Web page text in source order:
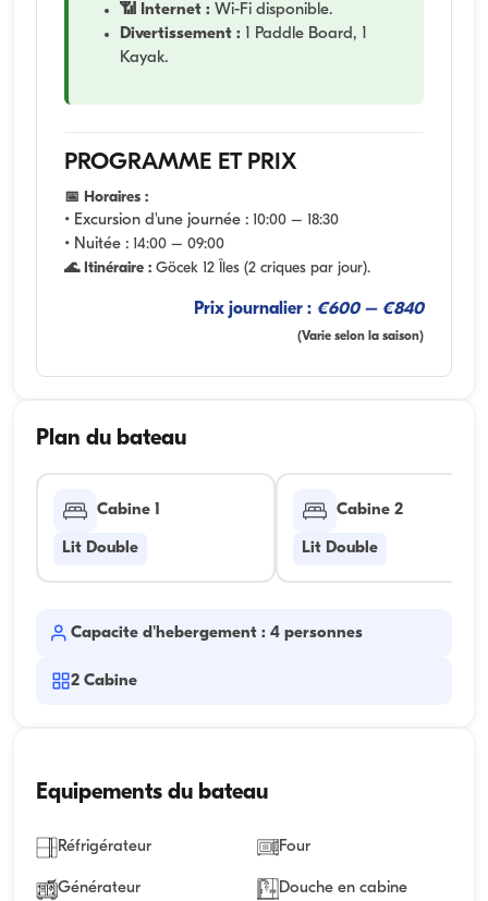
📶 Internet : Wi-Fi disponible.
Divertissement : 1 Paddle Board, 1
Kayak.
PROGRAMME ET PRIX
📅 Horaires :
• Excursion d'une journée : 10:00 – 18:30
• Nuitée : 14:00 – 09:00
🌊 Itinéraire : Göcek 12 Îles (2 criques par jour).
Prix journalier : €600 – €840
(Varie selon la saison)
Plan du bateau
Cabine 1
Lit Double
Cabine 2
Lit Double
Capacite d'hebergement : 4 personnes
2 Cabine
Equipements du bateau
Réfrigérateur Four
Générateur Douche en cabine